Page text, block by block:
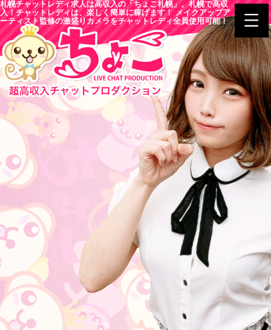
札幌チャットレディ求人は高収入の「ちょこ札幌」。札幌で高収
入！チャットレディは、楽しく簡単に稼げます！ メイクアップア
ーティスト監修の激盛りカメラをチャットレディ全員使用可能！